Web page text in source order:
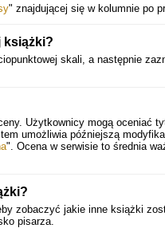
" znajdującej się w kolumnie po
książki?
skali, a następnie
Użytkownicy mogą oceniać
umożliwia późniejszą
". Ocena w serwisie to średnia
zobaczyć jakie inne książki
pisarza.